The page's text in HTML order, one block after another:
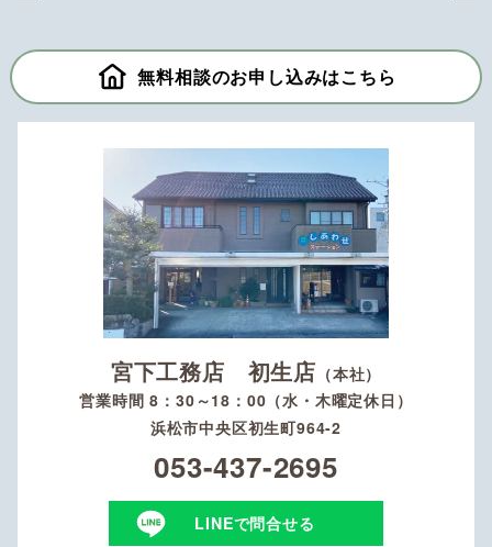
無料相談のお申し込みはこちら
宮下工務店 初生店 （本社）
営業時間 8：30～18：00（水・木曜定休日）
浜松市中央区初生町964-2
053-437-2695
LINEで問合せる